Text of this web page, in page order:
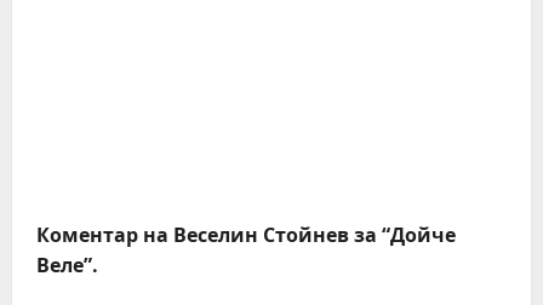
Коментар на Веселин Стойнев за “Дойче
Веле”.